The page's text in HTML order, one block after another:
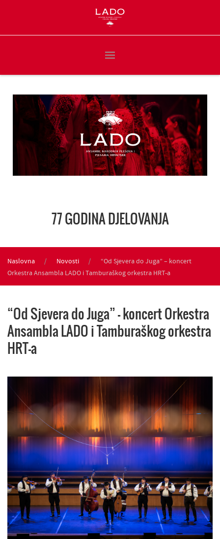
77 GODINA DJELOVANJA
Naslovna Novosti
“Od Sjevera do Juga” – koncert
Orkestra Ansambla LADO i Tamburaškog orkestra HRT-a
“Od Sjevera do Juga” – koncert Orkestra
Ansambla LADO i Tamburaškog orkestra
HRT-a